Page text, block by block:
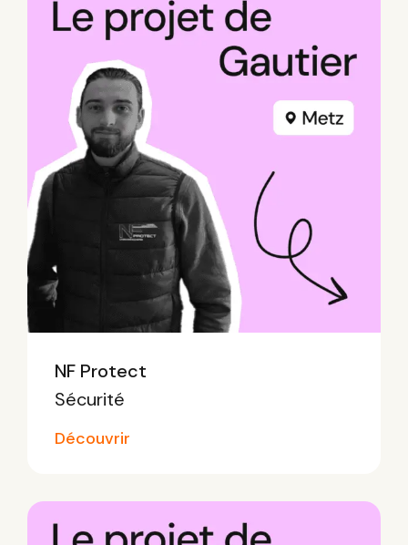
NF Protect
Sécurité
Découvrir